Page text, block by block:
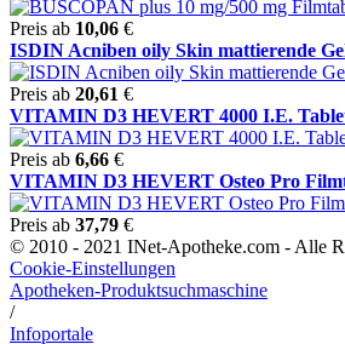
Preis ab 10,06 €
ISDIN Acniben oily Skin mattierende
Preis ab 20,61 €
VITAMIN D3 HEVERT 4000 I.E.
Preis ab 6,66 €
VITAMIN D3 HEVERT Osteo Pro
Preis ab 37,79 €
© 2010 - 2021 INet-Apotheke.com - Alle
Cookie-Einstellungen
Apotheken-Produktsuchmaschine
/
Infoportale